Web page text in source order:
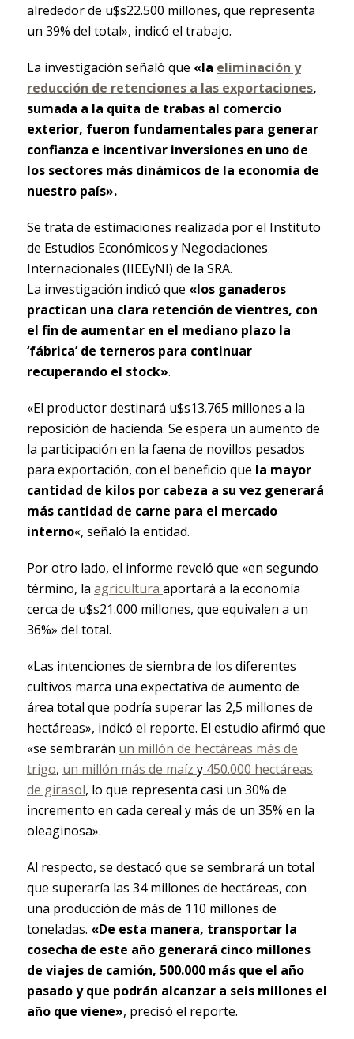
alrededor de u$s22.500 millones, que representa
un 39% del total», indicó el trabajo.
La investigación señaló que «la eliminación y
reducción de retenciones a las exportaciones,
sumada a la quita de trabas al comercio
exterior, fueron fundamentales para generar
confianza e incentivar inversiones en uno de
los sectores más dinámicos de la economía de
nuestro país».
Se trata de estimaciones realizada por el Instituto
de Estudios Económicos y Negociaciones
Internacionales (IIEEyNI) de la SRA.
La investigación indicó que «los ganaderos
practican una clara retención de vientres, con
el fin de aumentar en el mediano plazo la
‘fábrica’ de terneros para continuar
recuperando el stock».
«El productor destinará u$s13.765 millones a la
reposición de hacienda. Se espera un aumento de
la participación en la faena de novillos pesados
para exportación, con el beneficio que la mayor
cantidad de kilos por cabeza a su vez generará
más cantidad de carne para el mercado
interno«, señaló la entidad.
Por otro lado, el informe reveló que «en segundo
término, la agricultura aportará a la economía
cerca de u$s21.000 millones, que equivalen a un
36%» del total.
«Las intenciones de siembra de los diferentes
cultivos marca una expectativa de aumento de
área total que podría superar las 2,5 millones de
hectáreas», indicó el reporte. El estudio afirmó que
«se sembrarán un millón de hectáreas más de
trigo, un millón más de maíz y450.000 hectáreas
de girasol, lo que representa casi un 30% de
incremento en cada cereal y más de un 35% en la
oleaginosa».
Al respecto, se destacó que se sembrará un total
que superaría las 34 millones de hectáreas, con
una producción de más de 110 millones de
toneladas. «De esta manera, transportar la
cosecha de este año generará cinco millones
de viajes de camión, 500.000 más que el año
pasado y que podrán alcanzar a seis millones el
año que viene», precisó el reporte.